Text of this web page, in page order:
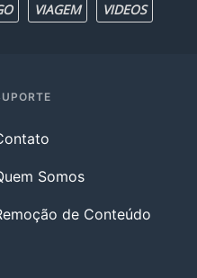
VIAGEM VIDEOS
Somos
de Conteúdo